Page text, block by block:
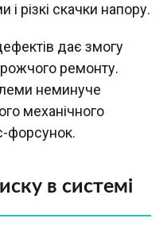
різкі скачки напору.
дає змогу
ремонту.
неминуче
механічного
форсунок.
в системі